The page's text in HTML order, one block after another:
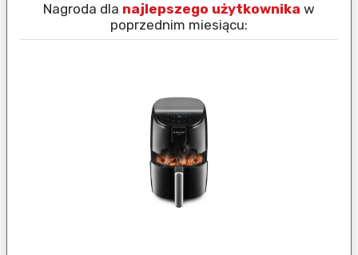
Nagroda dla najlepszego użytkownika w
poprzednim miesiącu: